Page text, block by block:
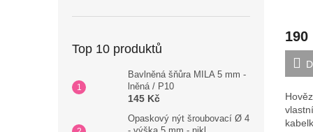
Top 10 produktů
Bavlněná šňůra MILA 5 mm -
lněná / P10
145 Kč
Opaskový nýt šroubovací Ø 4
190